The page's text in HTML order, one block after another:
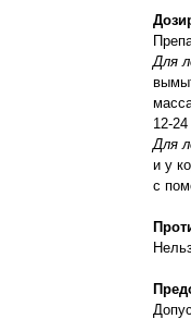
Для
12-
Для
и у
с